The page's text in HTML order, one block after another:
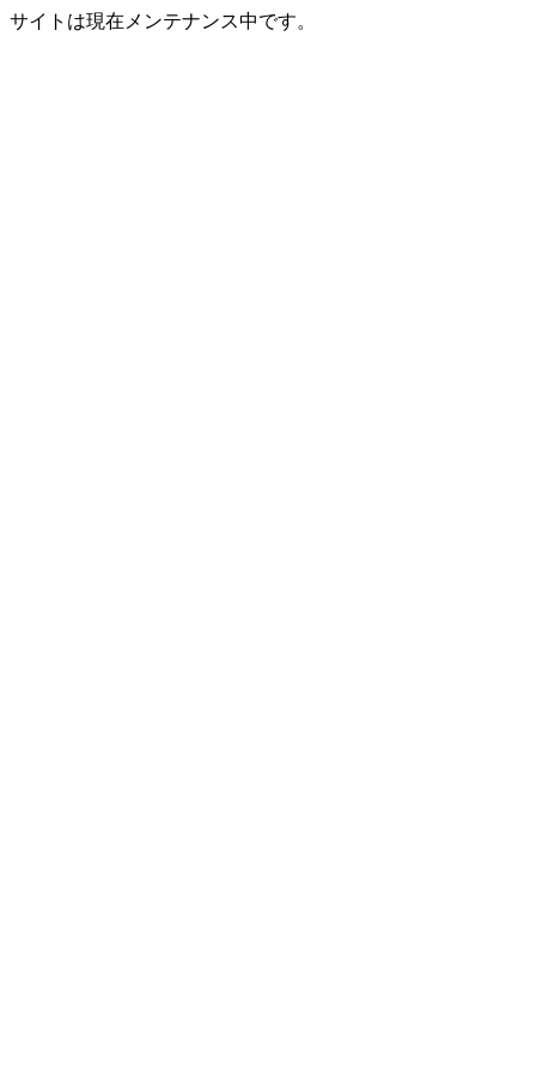
サイトは現在メンテナンス中です。